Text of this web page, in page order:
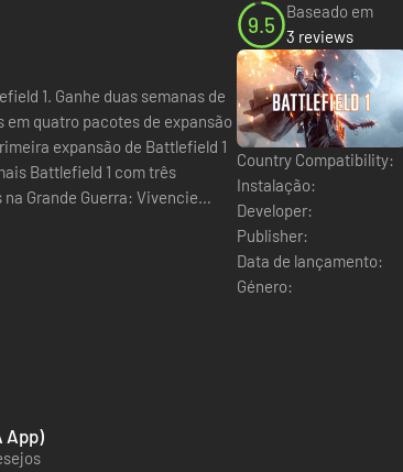
1. Ganhe duas semanas de
quatro pacotes de expansão
expansão de Battlefield 1
Battlefield 1 com três
9.5
Baseado em
3 reviews
Country Compatibility:
Instalação:
Developer:
Publisher:
Data de lançamento:
Género:
App)